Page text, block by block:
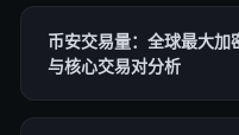
币安交易量：全球最大
与核心交易对分析